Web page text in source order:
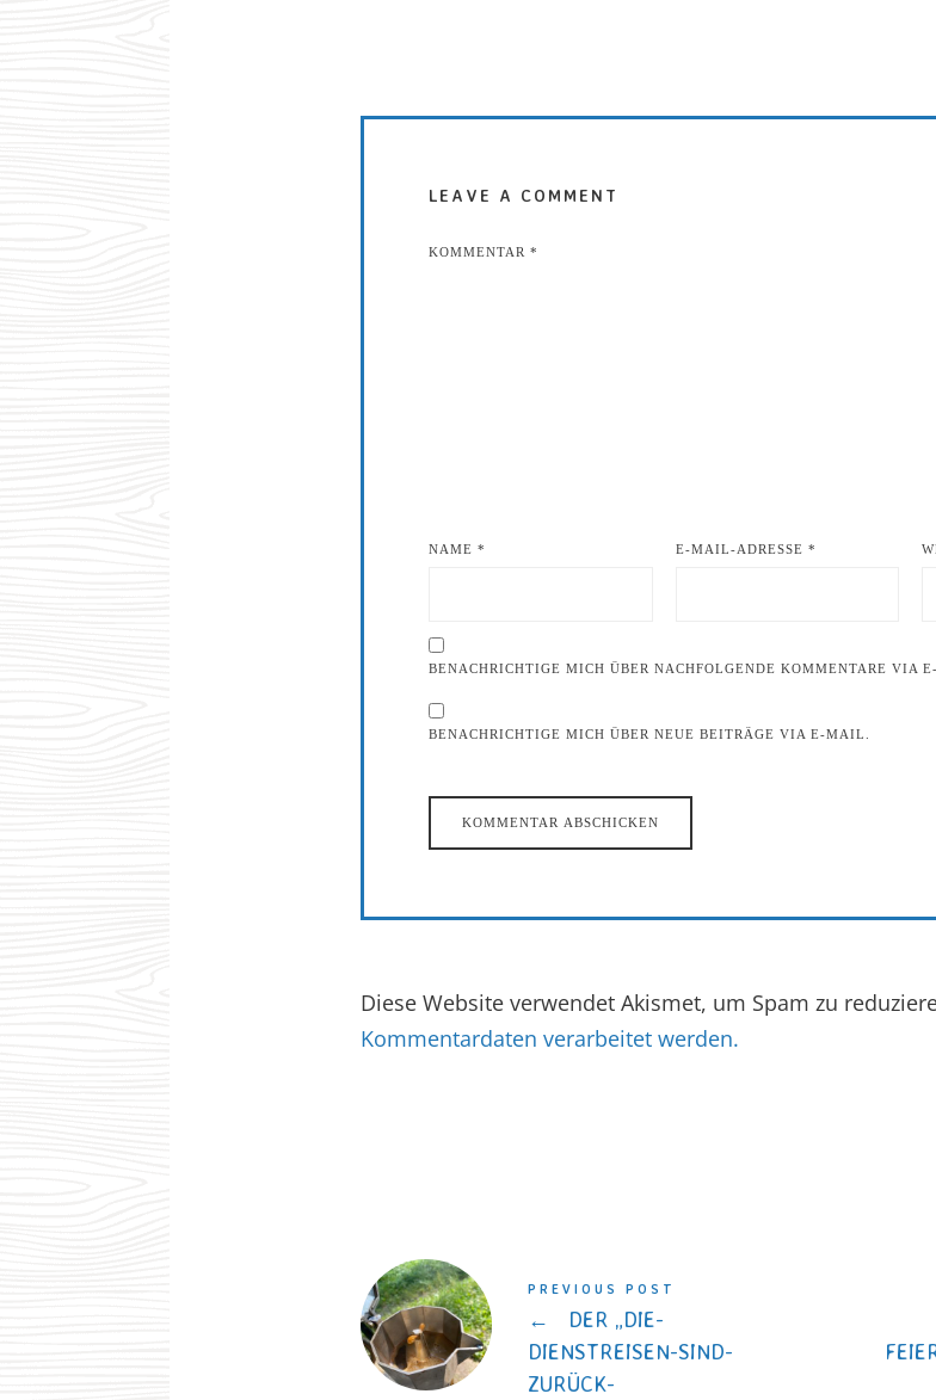
LEAVE A COMMENT
KOMMENTAR *
NAME * E-MAIL-ADRESSE *
BENACHRICHTIGE MICH ÜBER NACHFOLGENDE KOMMENTARE VIA
BENACHRICHTIGE MICH ÜBER NEUE BEITRÄGE VIA E-MAIL.
Diese Website verwendet Akismet, um Spam zu
Kommentardaten verarbeitet werden.
PREVIOUS POST
←
DER „DIE-
DIENSTREISEN-SIND-
ZURÜCK-